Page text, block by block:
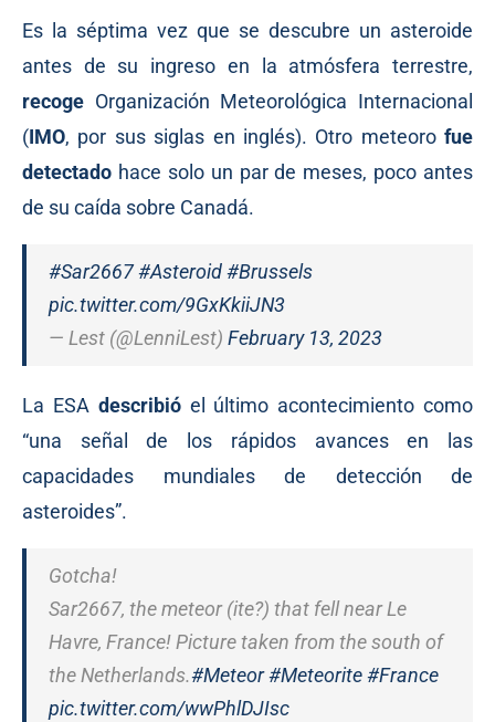
Es la séptima vez que se descubre un asteroide
antes de su ingreso en la atmósfera terrestre,
recoge Organización Meteorológica Internacional
(IMO, por sus siglas en inglés). Otro meteoro fue
detectado hace solo un par de meses, poco antes
de su caída sobre Canadá.
#Sar2667#Asteroid#Brussels
pic.twitter.com/9GxKkiiJN3
— Lest (@LenniLest) February 13, 2023
La ESA describióel último acontecimiento como
“una señal de los rápidos avances en las
capacidades mundiales de detección de
asteroides”.
Gotcha!
Sar2667, the meteor (ite?) that fell near Le
Havre, France! Picture taken from the south of
the Netherlands.#Meteor#Meteorite#France
pic.twitter.com/wwPhlDJIsc